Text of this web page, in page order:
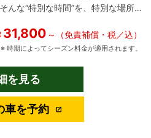
な“特別な時間”を、特別な場所
も110 SE P300は、力強さと洗練
代的なラグジュアリーSUVです。
テンプロテクティブフィルムを纏
感が静かに際立ち、沖縄の青い空
無二の存在感を生み出します。 街
31,800 ～（免責補償・税／込）
※ 時期によってシーズン料金が適用されます。
を見る
車を予約